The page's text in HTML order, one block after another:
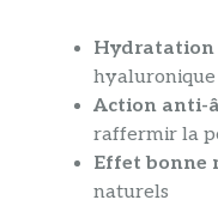
Hydratation
hyaluronique
Action anti-
raffermir la
Effet bonne
naturels